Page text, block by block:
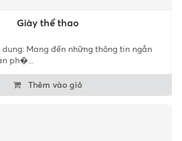
Giày thể thao
Mang đến những thông tin ngắn
ph�...
Thêm vào giỏ